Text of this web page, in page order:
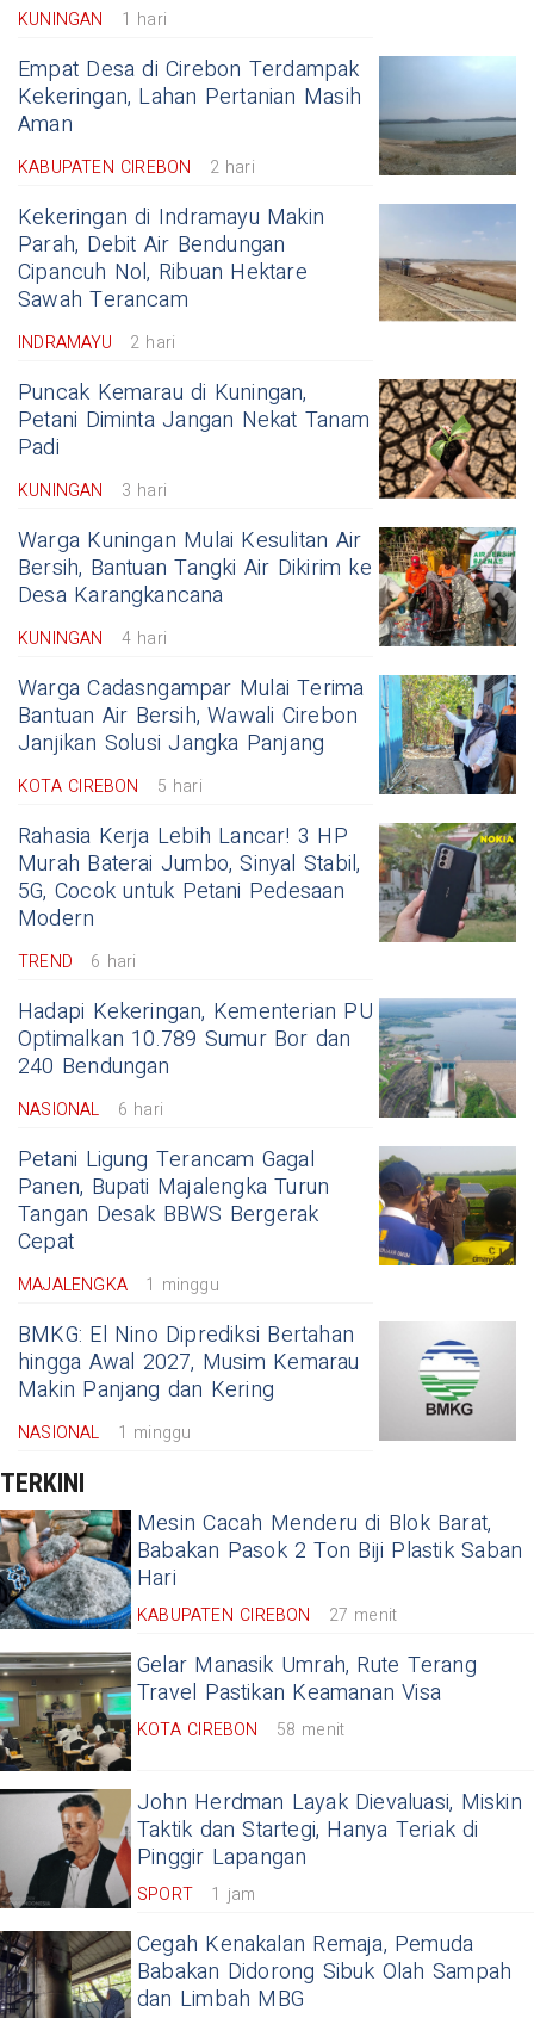
KUNINGAN 1 hari
Empat Desa di Cirebon Terdampak
Kekeringan, Lahan Pertanian Masih
Aman
KABUPATEN CIREBON 2 hari
Kekeringan di Indramayu Makin
Parah, Debit Air Bendungan
Cipancuh Nol, Ribuan Hektare
Sawah Terancam
INDRAMAYU 2 hari
Puncak Kemarau di Kuningan,
Petani Diminta Jangan Nekat Tanam
Padi
KUNINGAN 3 hari
Warga Kuningan Mulai Kesulitan Air
Bersih, Bantuan Tangki Air Dikirim ke
Desa Karangkancana
KUNINGAN 4 hari
Warga Cadasngampar Mulai Terima
Bantuan Air Bersih, Wawali Cirebon
Janjikan Solusi Jangka Panjang
KOTA CIREBON 5 hari
Rahasia Kerja Lebih Lancar! 3 HP
Murah Baterai Jumbo, Sinyal Stabil,
5G, Cocok untuk Petani Pedesaan
Modern
TREND 6 hari
Hadapi Kekeringan, Kementerian PU
Optimalkan 10.789 Sumur Bor dan
240 Bendungan
NASIONAL 6 hari
Petani Ligung Terancam Gagal
Panen, Bupati Majalengka Turun
Tangan Desak BBWS Bergerak
Cepat
MAJALENGKA 1 minggu
BMKG: El Nino Diprediksi Bertahan
hingga Awal 2027, Musim Kemarau
Makin Panjang dan Kering
NASIONAL 1 minggu
TERKINI
Mesin Cacah Menderu di Blok Barat,
Babakan Pasok 2 Ton Biji Plastik Saban
Hari
KABUPATEN CIREBON 27 menit
Gelar Manasik Umrah, Rute Terang
Travel Pastikan Keamanan Visa
KOTA CIREBON 58 menit
John Herdman Layak Dievaluasi, Miskin
Taktik dan Startegi, Hanya Teriak di
Pinggir Lapangan
SPORT 1 jam
Cegah Kenakalan Remaja, Pemuda
Babakan Didorong Sibuk Olah Sampah
dan Limbah MBG